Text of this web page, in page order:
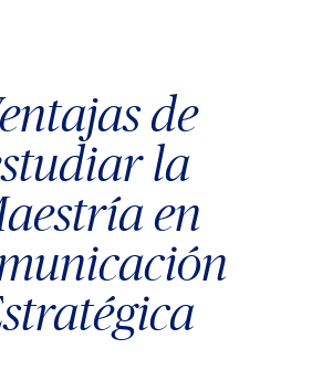
de
la
en